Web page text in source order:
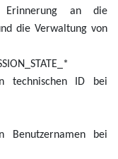
Erinnerung an die
die Verwaltung von
technischen ID bei
Benutzernamen bei